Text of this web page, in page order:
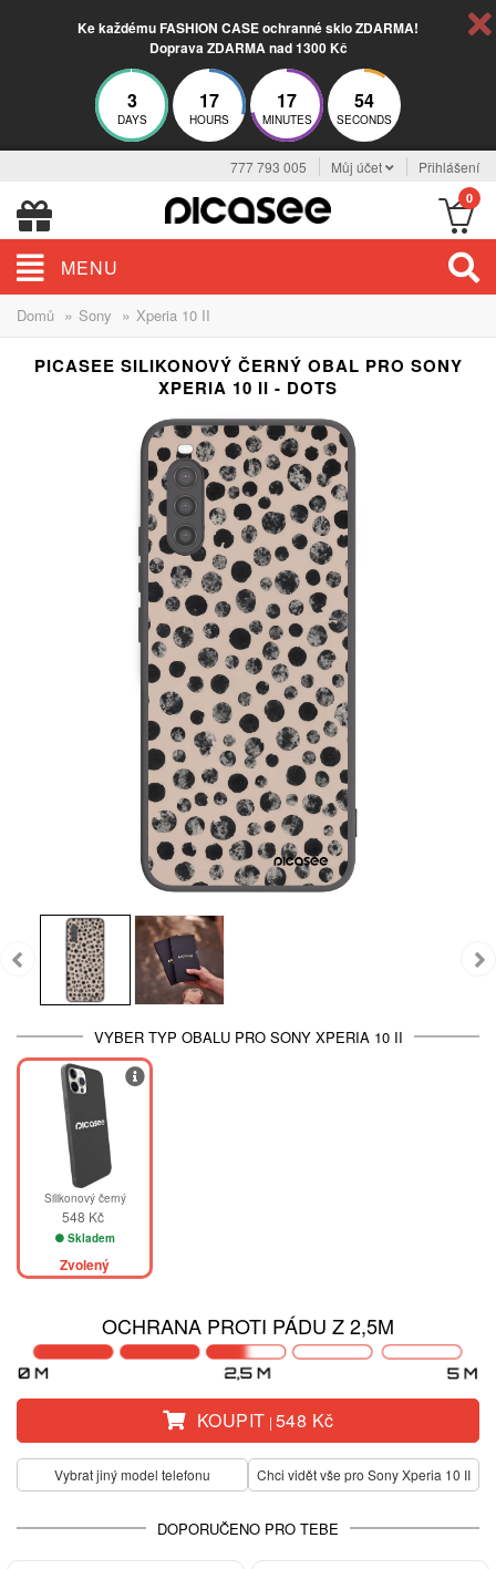
Ke každému FASHION CASE ochranné sklo ZDARMA!
Doprava ZDARMA nad 1300 Kč
3
DAYS
17
HOURS
17
MINUTES
54
SECONDS
777 793 005 Můj účet Přihlášení
0
MENU
Domů » Sony » Xperia 10 II
PICASEE SILIKONOVÝ ČERNÝ OBAL PRO SONY
XPERIA 10 II - DOTS
VYBER TYP OBALU PRO SONY XPERIA 10 II
Silikonový černý
548 Kč
Skladem
Zvolený
OCHRANA PROTI PÁDU Z 2,5M
KOUPIT | 548 Kč
Vybrat jiný model telefonu Chci vidět vše pro Sony Xperia 10 II
DOPORUČENO PRO TEBE